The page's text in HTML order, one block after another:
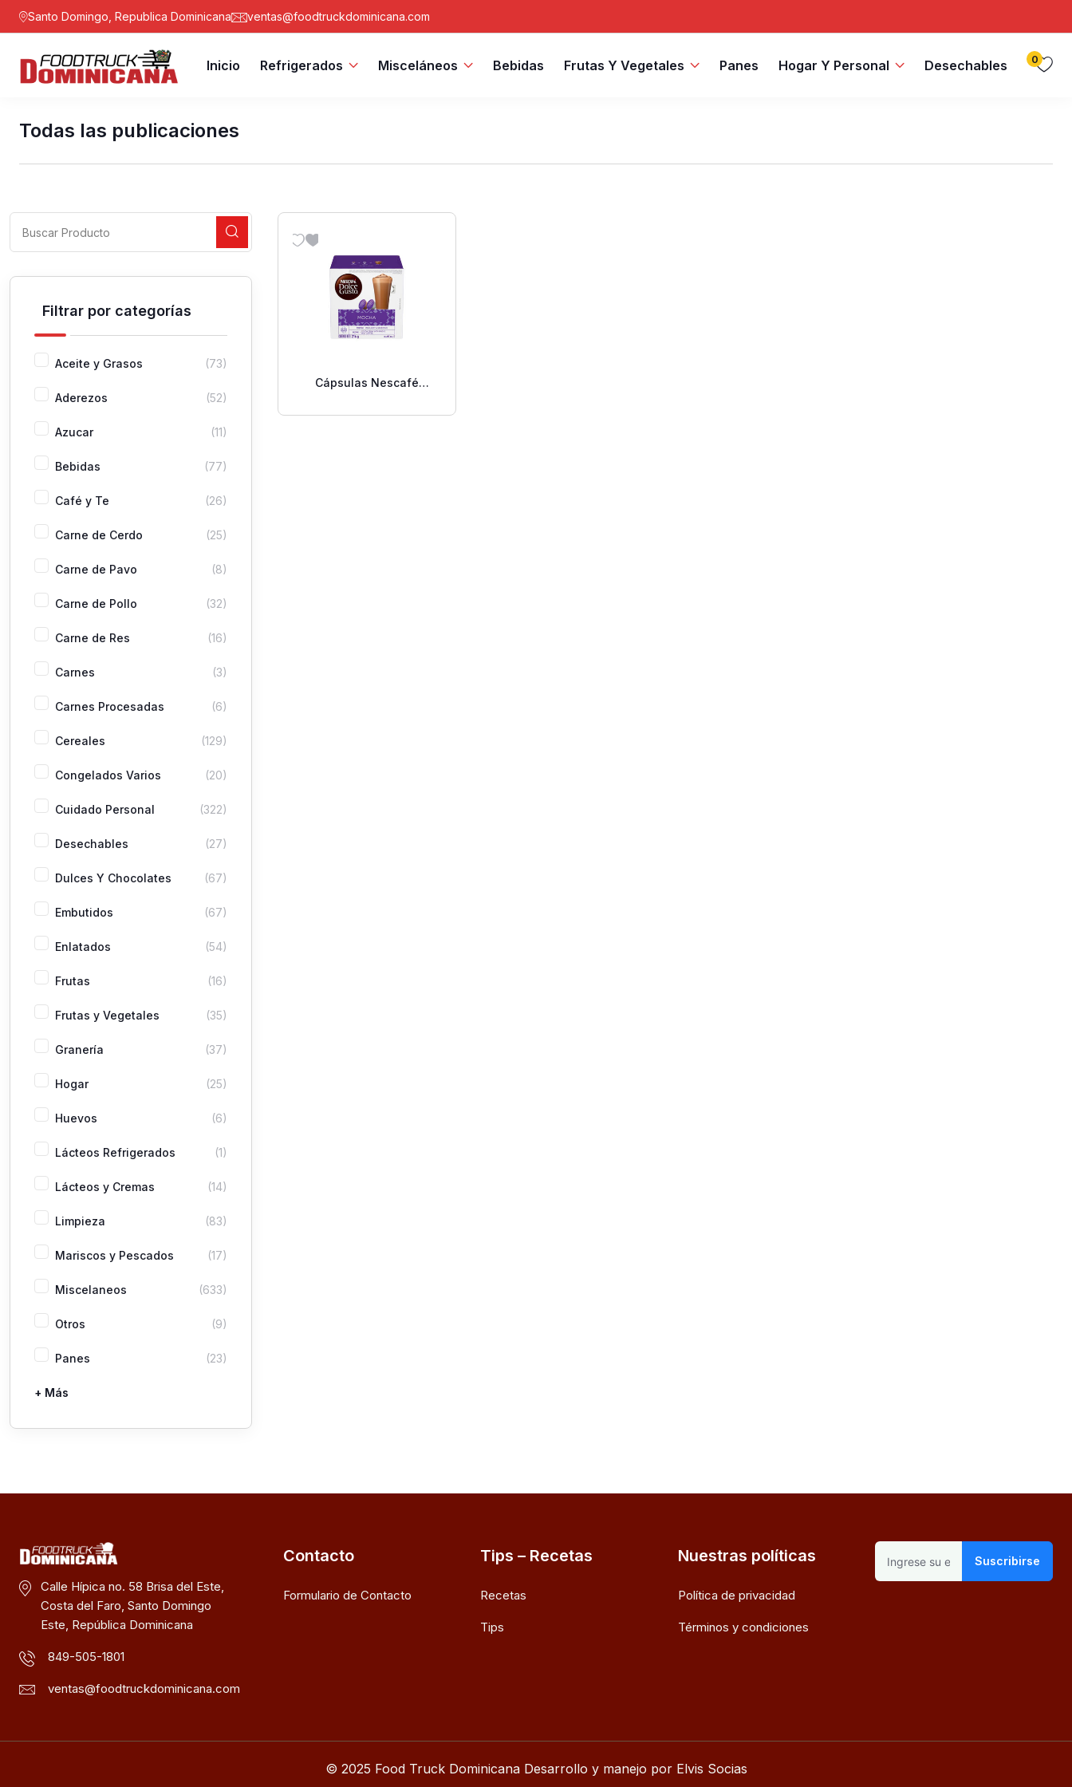
Santo Domingo, Republica Dominicana ventas@foodtruckdominicana.com
Inicio Refrigerados Misceláneos Bebidas Frutas Y Vegetales Panes Hogar Y Personal Desechables 0
Todas las publicaciones
Filtrar por categorías
Aceite y Grasos (73)
Aderezos (52)
Azucar (11)
Bebidas (77)
Café y Te (26)
Carne de Cerdo (25)
Carne de Pavo (8)
Carne de Pollo (32)
Carne de Res (16)
Carnes (3)
Carnes Procesadas (6)
Cereales (129)
Congelados Varios (20)
Cuidado Personal (322)
Desechables (27)
Dulces Y Chocolates (67)
Embutidos (67)
Enlatados (54)
Frutas (16)
Frutas y Vegetales (35)
Granería (37)
Hogar (25)
Huevos (6)
Lácteos Refrigerados (1)
Lácteos y Cremas (14)
Limpieza (83)
Mariscos y Pescados (17)
Miscelaneos (633)
Otros (9)
Panes (23)
Pastas
Picaderas
Sazones y Salsas
Vegetales
+ Más
Cápsulas Nescafé
Tazas Preparadas.
Calle Hípica no. 58 Brisa del Este,
Costa del Faro, Santo Domingo
Este, República Dominicana
849-505-1801
ventas@foodtruckdominicana.com
Contacto
Formulario de Contacto
Tips – Recetas
Recetas
Tips
Nuestras políticas
Política de privacidad
Términos y condiciones
Suscribirse
© 2025 Food Truck Dominicana Desarrollo y manejo por Elvis Socias